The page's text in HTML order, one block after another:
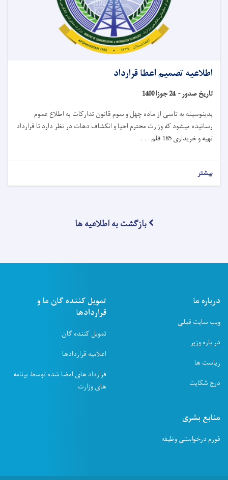
اطلاعیه تصمیم اعطا قرارداد
تاریخ صدور - 24 جوزا 1400
بدینوسیله به تاسی از ماده چهل و سوم قانون تدارکات به اطلاع عموم
رسانیده میشود که وزارت محترم احیا و انکشاف دهات در نظر دارد تا قرارداد
تهیه و خریداری 185 قلم . . .
بیشتر
بازگشت به اطلاعیه ها
درباره ما
ویب سایت قبلی
در باره وزیر
ریاست ها
درج شکایت
تمویل کننده ګان ما و
قراردادها
تمویل کننده ګان
اعلامیه قراردادها
قرارداد های امضا شده توسط برنامه
های وزارت
منابع بشری
فورم درخواستی وظیفه